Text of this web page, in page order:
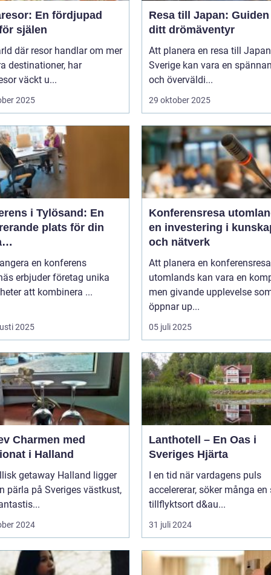
En fördjupad
själen
där resor handlar om mer
destinationer, har
väckt u...
2025
Resa till Japan:
ditt drömäventyr
Att planera en resa till
Sverige kan vara en
och överväldi...
29 oktober 2025
i Tylösand: En
plats för din
en konferens
erbjuder företag unika
att kombinera ...
2025
Konferensresa
en investering i
och nätverk
Att planera en konferensresa
utomlands kan vara en
men givande upplevelse
öppnar up...
05 juli 2025
Charmen med
i Halland
getaway Halland ligger
pärla på Sveriges västkust,
2024
Lanthotell – En Oas i
Sveriges Hjärta
I en tid när vardagens puls
accelererar, söker många en
tillflyktsort d&au...
31 juli 2024